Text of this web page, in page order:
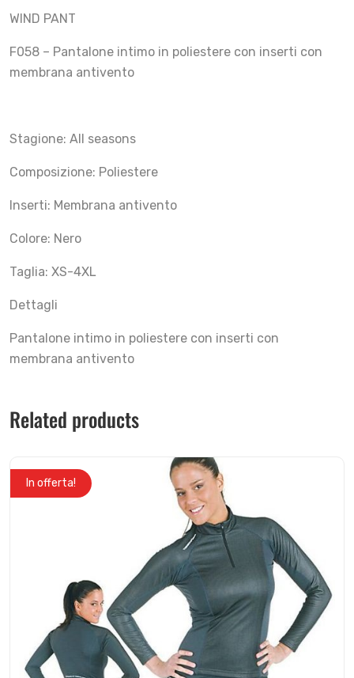
WIND PANT
F058 – Pantalone intimo in poliestere con inserti con
membrana antivento
Stagione: All seasons
Composizione: Poliestere
Inserti: Membrana antivento
Colore: Nero
Taglia: XS-4XL
Dettagli
Pantalone intimo in poliestere con inserti con
membrana antivento
Related products
In offerta!